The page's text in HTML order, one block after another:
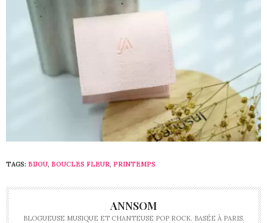
TAGS: BIJOU, BOUCLES FLEUR, PRINTEMPS
ANNSOM
BLOGUEUSE MUSIQUE ET CHANTEUSE POP ROCK. BASÉE À PARIS.